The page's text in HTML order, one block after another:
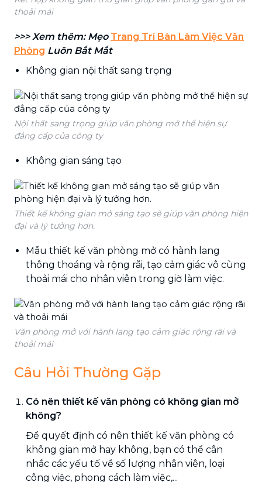
thoải mái
>>> Xem thêm: Mẹo Trang Trí Bàn Làm Việc Văn
Phòng Luôn Bắt Mắt
Không gian nội thất sang trọng
Nội thất sang trọng giúp văn phòng mở thể hiện sự
đẳng cấp của công ty
Không gian sáng tạo
Thiết kế không gian mở sáng tạo sẽ giúp văn phòng hiện
đại và lý tưởng hơn.
Mẫu thiết kế văn phòng mở có hành lang
thông thoáng và rộng rãi, tạo cảm giác vô cùng
thoải mái cho nhân viên trong giờ làm việc.
Văn phòng mở với hành lang tạo cảm giác rộng rãi và
thoải mái
Câu Hỏi Thường Gặp
Có nên thiết kế văn phòng có không gian mở
không?
Để quyết định có nên thiết kế văn phòng có
không gian mở hay không, bạn có thể cân
nhắc các yếu tố về số lượng nhân viên, loại
công việc, phong cách làm việc,...